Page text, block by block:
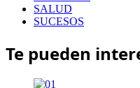
SALUD
SUCESOS
Te pueden